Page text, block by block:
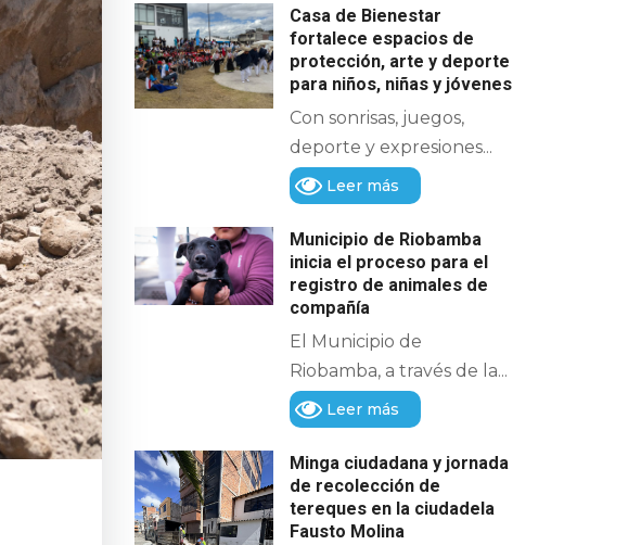
Casa de Bienestar
fortalece espacios de
protección, arte y deporte
para niños, niñas y jóvenes
Con sonrisas, juegos,
deporte y expresiones...
Leer más
Municipio de Riobamba
inicia el proceso para el
registro de animales de
compañía
El Municipio de
Riobamba, a través de la...
Leer más
Minga ciudadana y jornada
de recolección de
tereques en la ciudadela
Fausto Molina